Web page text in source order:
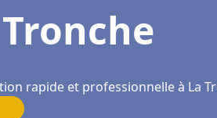
rapide et professionnelle à La